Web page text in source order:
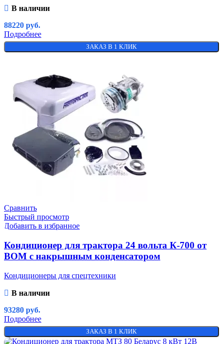
В наличии
88220 руб.
Подробнее
ЗАКАЗ В 1 КЛИК
Сравнить
Быстрый просмотр
Добавить в избранное
Кондиционер для трактора 24 вольта К-700 от
ВОМ с накрышным конденсатором
Кондиционеры для спецтехники
В наличии
93280 руб.
Подробнее
ЗАКАЗ В 1 КЛИК